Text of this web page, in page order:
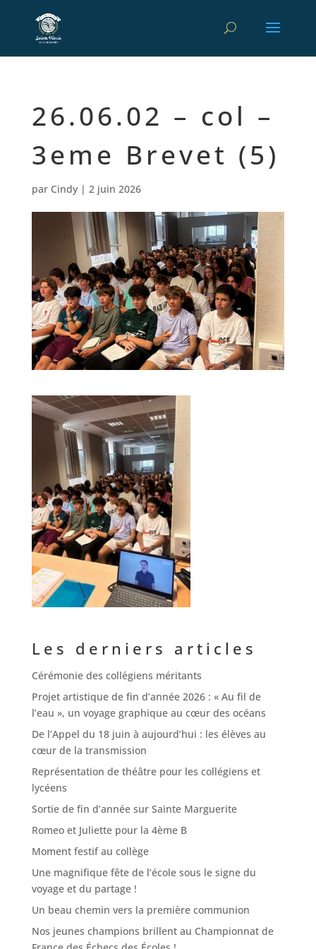
26.06.02 – col –
3eme Brevet (5)
par Cindy| 2 juin 2026
Les derniers articles
Cérémonie des collégiens méritants
Projet artistique de fin d’année 2026 : « Au fil de
l’eau », un voyage graphique au cœur des océans
De l’Appel du 18 juin à aujourd’hui : les élèves au
cœur de la transmission
Représentation de théâtre pour les collégiens et
lycéens
Sortie de fin d’année sur Sainte Marguerite
Romeo et Juliette pour la 4ème B
Moment festif au collège
Une magnifique fête de l’école sous le signe du
voyage et du partage !
Un beau chemin vers la première communion
Nos jeunes champions brillent au Championnat de